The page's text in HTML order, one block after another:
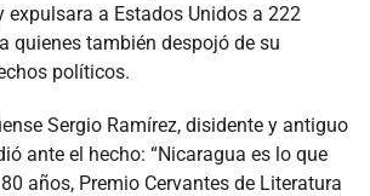
expulsara a Estados Unidos a 222
quienes también despojó de su
políticos.
Sergio Ramírez, disidente y antiguo
ante el hecho: “Nicaragua es lo que
años, Premio Cervantes de Literatura